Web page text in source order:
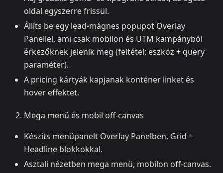
oldal egyszerre frissül.
Állíts be egy lead‑mágnes popupot Overlay
Panellel, ami csak mobilon és UTM kampányból
érkezőknek jelenik meg (feltétel: eszköz + query
paraméter).
A pricing kártyák kapjanak konténer linket és
hover effektet.
Mega menü és mobil off‑canvas
Készíts menüpanelt Overlay Panelben, Grid +
Headline blokkokkal.
Asztali nézetben mega menü, mobilon off‑canvas.